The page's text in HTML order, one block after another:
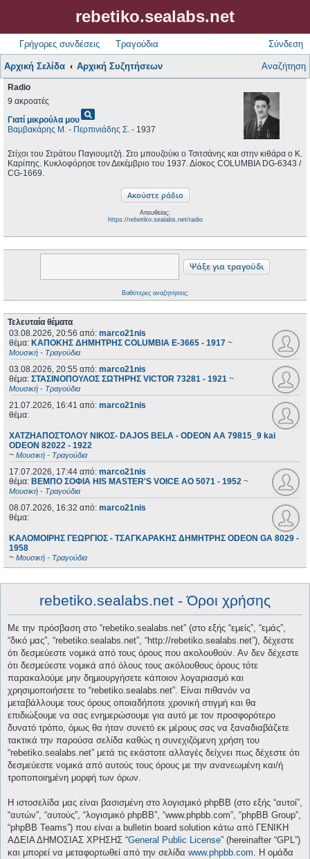
rebetiko.sealabs.net
Γρήγορες συνδέσεις Τραγούδια Σύνδεση
Αρχική Σελίδα Αρχική Συζητήσεων Αναζήτηση
Radio
9 ακροατές
Γιατί μικρούλα μουpageview
Βαμβακάρης Μ. - Περπινιάδης Σ. - 1937
Στίχοι του Στράτου Παγιουμτζή. Στο μπουζούκι ο Τσιτσάνης και στην κιθάρα ο Κ.
Καρίπης. Κυκλοφόρησε τον Δεκέμβριο του 1937. Δίσκος COLUMBIA DG-6343 /
CG-1669.
Απευθείας:
https://rebetiko.sealabs.net/radio
Βαθύτερες αναζητήσεις;
Τελευταία θέματα
03.08.2026, 20:56 από: marco21nis
θέμα: ΚΑΠΟΚΗΣ ΔΗΜΗΤΡΗΣ COLUMBIA E-3665 - 1917 ~
Μουσική - Τραγούδια
03.08.2026, 20:55 από: marco21nis
θέμα: ΣΤΑΣΙΝΟΠΟΥΛΟΣ ΣΩΤΗΡΗΣ VICTOR 73281 - 1921 ~
Μουσική - Τραγούδια
21.07.2026, 16:41 από: marco21nis
θέμα:
ΧΑΤΖΗΑΠΟΣΤΟΛΟΥ ΝΙΚΟΣ- DAJOS BELA - ODEON AA 79815_9 kai
ODEON 82022 - 1922
~ Μουσική - Τραγούδια
17.07.2026, 17:44 από: marco21nis
θέμα: ΒΕΜΠΟ ΣΟΦΙΑ HIS MASTER'S VOICE AO 5071 - 1952 ~
Μουσική - Τραγούδια
08.07.2026, 16:32 από: marco21nis
θέμα:
ΚΑΛΟΜΟΙΡΗΣ ΓΕΩΡΓΙΟΣ - ΤΣΑΓΚΑΡΑΚΗΣ ΔΗΜΗΤΡΗΣ ODEON GA 8029 -
1958
~ Μουσική - Τραγούδια
rebetiko.sealabs.net - Όροι χρήσης
Με την πρόσβαση στο “rebetiko.sealabs.net” (στο εξής “εμείς”, “εμάς”,
“δικό μας”, “rebetiko.sealabs.net”, “http://rebetiko.sealabs.net”), δέχεστε
ότι δεσμεύεστε νομικά από τους όρους που ακολουθούν. Αν δεν δέχεστε
ότι δεσμεύεστε νομικά από όλους τους ακόλουθους όρους τότε
παρακαλούμε μην δημιουργήσετε κάποιον λογαριασμό και
χρησιμοποιήσετε το “rebetiko.sealabs.net”. Είναι πιθανόν να
μεταβάλλουμε τους όρους οποιαδήποτε χρονική στιγμή και θα
επιδιώξουμε να σας ενημερώσουμε για αυτό με τον προσφορότερο
δυνατό τρόπο, όμως θα ήταν συνετό εκ μέρους σας να ξαναδιαβάζετε
τακτικά την παρούσα σελίδα καθώς η συνεχιζόμενη χρήση του
“rebetiko.sealabs.net” μετά τις εκάστοτε αλλαγές δείχνει πως δέχεστε ότι
δεσμεύεστε νομικά από αυτούς τους όρους με την ανανεωμένη και/ή
τροποποιημένη μορφή των όρων.
Η ιστοσελίδα μας είναι βασισμένη στο λογισμικό phpBB (στο εξής “αυτοί”,
“αυτών”, “αυτούς”, “λογισμικό phpBB”, “www.phpbb.com”, “phpBB Group”,
“phpBB Teams”) που είναι a bulletin board solution κάτω από ΓΕΝΙΚΗ
ΑΔΕΙΑ ΔΗΜΟΣΙΑΣ ΧΡΗΣΗΣ “General Public License” (hereinafter “GPL”)
και μπορεί να μεταφορτωθεί από την σελίδα www.phpbb.com. Η ομάδα